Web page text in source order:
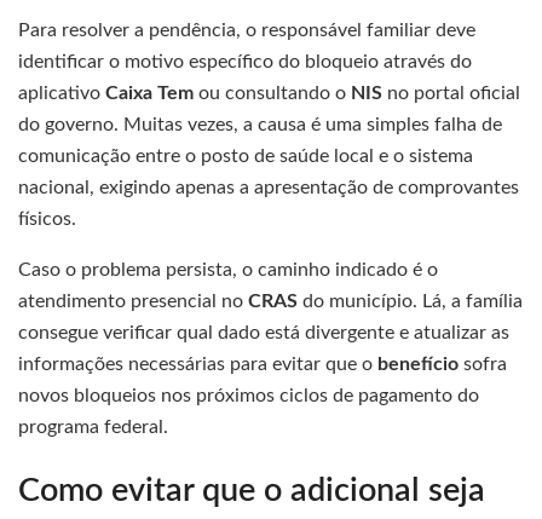
Para resolver a pendência, o responsável familiar deve
identificar o motivo específico do bloqueio através do
aplicativo Caixa Tem ou consultando o NIS no portal oficial
do governo. Muitas vezes, a causa é uma simples falha de
comunicação entre o posto de saúde local e o sistema
nacional, exigindo apenas a apresentação de comprovantes
físicos.
Caso o problema persista, o caminho indicado é o
atendimento presencial no CRAS do município. Lá, a família
consegue verificar qual dado está divergente e atualizar as
informações necessárias para evitar que o benefício sofra
novos bloqueios nos próximos ciclos de pagamento do
programa federal.
Como evitar que o adicional seja